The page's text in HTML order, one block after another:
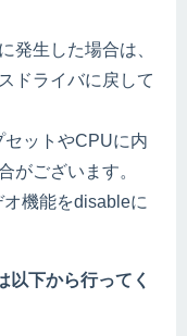
発生した場合は、
ドライバに戻して
ットやCPUに内
がございます。
機能をdisableに
以下から行ってく